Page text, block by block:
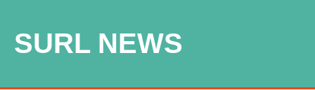
SURL NEWS